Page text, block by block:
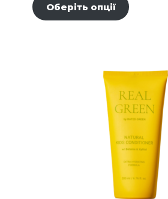
цін:
від
Оберіть опції
можна
вибрати
на
сторінці
товару